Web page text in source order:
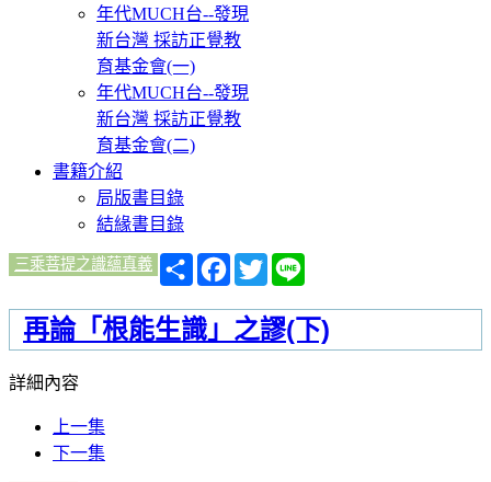
年代MUCH台--發現
新台灣 採訪正覺教
育基金會(一)
年代MUCH台--發現
新台灣 採訪正覺教
育基金會(二)
書籍介紹
局版書目錄
結緣書目錄
三乘菩提之識蘊真義
分
享
Facebook
Twitter
再論「根能生識」之謬(下)
詳細內容
上一集
下一集